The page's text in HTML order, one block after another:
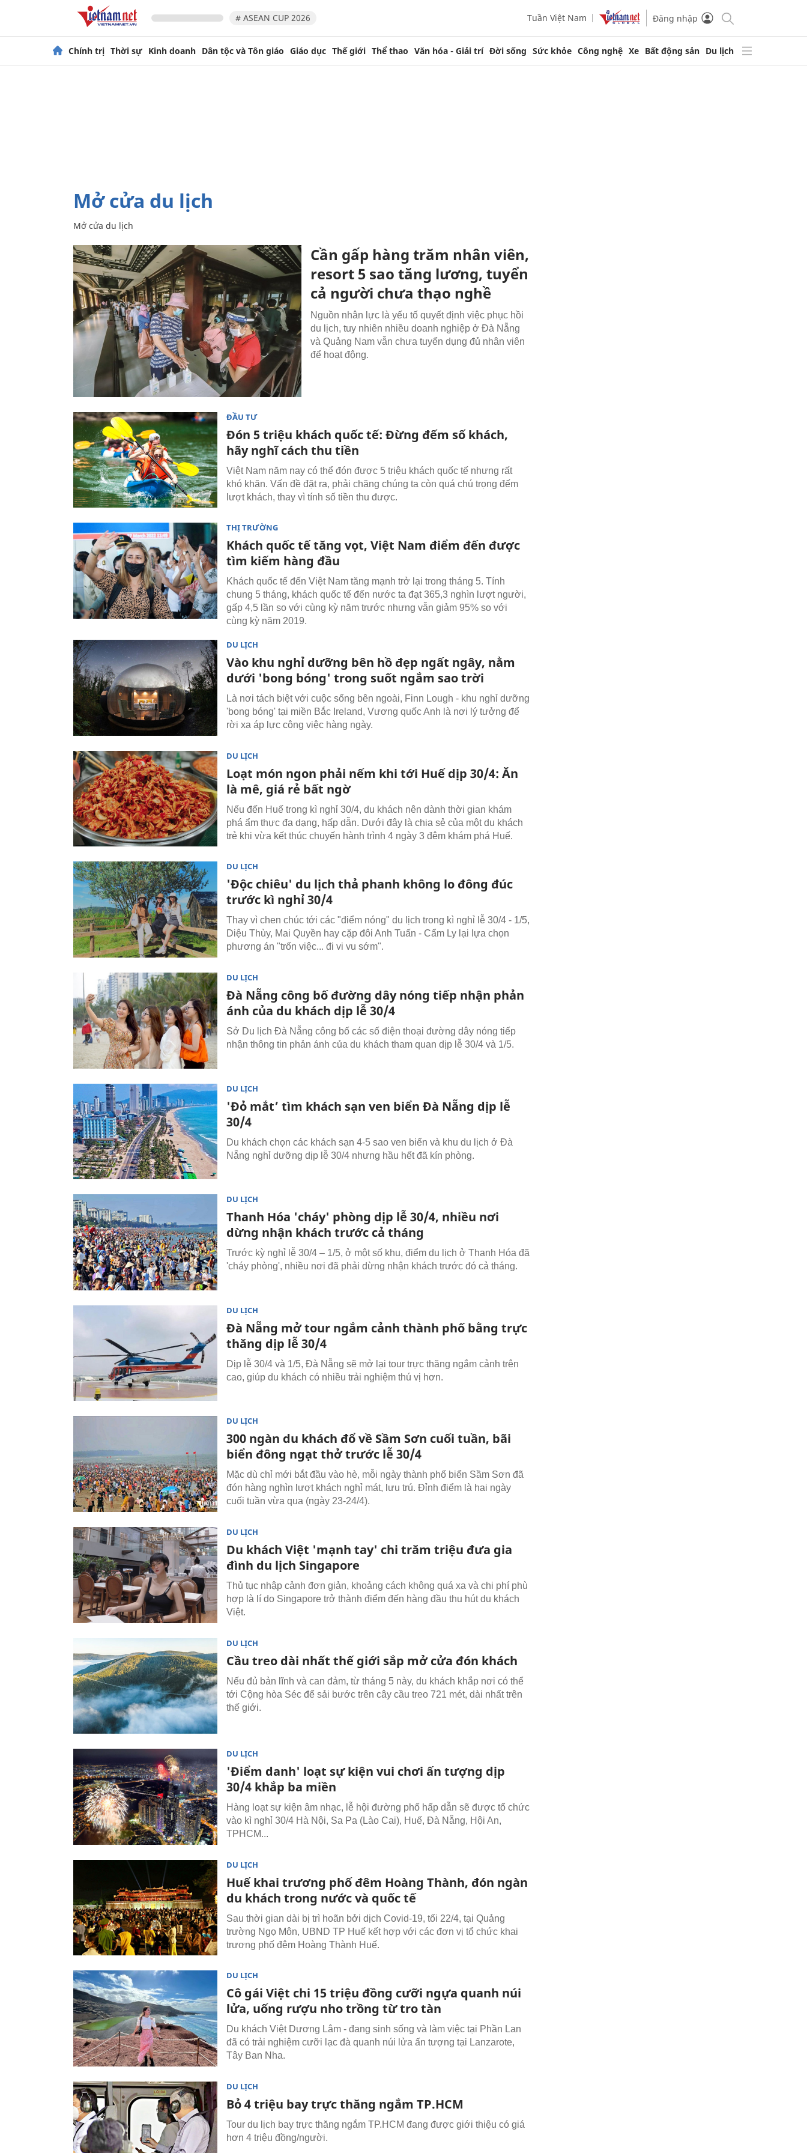
# ASEAN CUP 2026 Tuần Việt Nam Đăng nhập
Chính trị Thời sự Kinh doanh Dân tộc và Tôn giáo Giáo dục Thế giới Thể thao Văn hóa - Giải trí Đời sống Sức khỏe Công nghệ Xe Bất động sản Du lịch
mở cửa du lịch
mở cửa du lịch
Cần gấp hàng trăm nhân viên,
resort 5 sao tăng lương, tuyển
cả người chưa thạo nghề
Nguồn nhân lực là yếu tố quyết định việc phục hồi
du lịch, tuy nhiên nhiều doanh nghiệp ở Đà Nẵng
và Quảng Nam vẫn chưa tuyển dụng đủ nhân viên
để hoạt động.
ĐẦU TƯ
Đón 5 triệu khách quốc tế: Đừng đếm số khách,
hãy nghĩ cách thu tiền
Việt Nam năm nay có thể đón được 5 triệu khách quốc tế nhưng rất
khó khăn. Vấn đề đặt ra, phải chăng chúng ta còn quá chú trọng đếm
lượt khách, thay vì tính số tiền thu được.
THỊ TRƯỜNG
Khách quốc tế tăng vọt, Việt Nam điểm đến được
tìm kiếm hàng đầu
Khách quốc tế đến Việt Nam tăng mạnh trở lại trong tháng 5. Tính
chung 5 tháng, khách quốc tế đến nước ta đạt 365,3 nghìn lượt người,
gấp 4,5 lần so với cùng kỳ năm trước nhưng vẫn giảm 95% so với
cùng kỳ năm 2019.
DU LỊCH
Vào khu nghỉ dưỡng bên hồ đẹp ngất ngây, nằm
dưới 'bong bóng' trong suốt ngắm sao trời
Là nơi tách biệt với cuộc sống bên ngoài, Finn Lough - khu nghỉ dưỡng
'bong bóng' tại miền Bắc Ireland, Vương quốc Anh là nơi lý tưởng để
rời xa áp lực công việc hàng ngày.
DU LỊCH
Loạt món ngon phải nếm khi tới Huế dịp 30/4: Ăn
là mê, giá rẻ bất ngờ
Nếu đến Huế trong kì nghỉ 30/4, du khách nên dành thời gian khám
phá ẩm thực đa dạng, hấp dẫn. Dưới đây là chia sẻ của một du khách
trẻ khi vừa kết thúc chuyến hành trình 4 ngày 3 đêm khám phá Huế.
DU LỊCH
'Độc chiêu' du lịch thả phanh không lo đông đúc
trước kì nghỉ 30/4
Thay vì chen chúc tới các "điểm nóng" du lịch trong kì nghỉ lễ 30/4 - 1/5,
Diệu Thùy, Mai Quyền hay cặp đôi Anh Tuấn - Cẩm Ly lại lựa chọn
phương án "trốn việc... đi vi vu sớm".
DU LỊCH
Đà Nẵng công bố đường dây nóng tiếp nhận phản
ánh của du khách dịp lễ 30/4
Sở Du lịch Đà Nẵng công bố các số điện thoại đường dây nóng tiếp
nhận thông tin phản ánh của du khách tham quan dịp lễ 30/4 và 1/5.
DU LỊCH
'Đỏ mắt’ tìm khách sạn ven biển Đà Nẵng dịp lễ
30/4
Du khách chọn các khách sạn 4-5 sao ven biển và khu du lịch ở Đà
Nẵng nghỉ dưỡng dịp lễ 30/4 nhưng hầu hết đã kín phòng.
DU LỊCH
Thanh Hóa 'cháy' phòng dịp lễ 30/4, nhiều nơi
dừng nhận khách trước cả tháng
Trước kỳ nghỉ lễ 30/4 – 1/5, ở một số khu, điểm du lịch ở Thanh Hóa đã
'cháy phòng', nhiều nơi đã phải dừng nhận khách trước đó cả tháng.
DU LỊCH
Đà Nẵng mở tour ngắm cảnh thành phố bằng trực
thăng dịp lễ 30/4
Dịp lễ 30/4 và 1/5, Đà Nẵng sẽ mở lại tour trực thăng ngắm cảnh trên
cao, giúp du khách có nhiều trải nghiệm thú vị hơn.
DU LỊCH
300 ngàn du khách đổ về Sầm Sơn cuối tuần, bãi
biển đông ngạt thở trước lễ 30/4
Mặc dù chỉ mới bắt đầu vào hè, mỗi ngày thành phố biển Sầm Sơn đã
đón hàng nghìn lượt khách nghỉ mát, lưu trú. Đỉnh điểm là hai ngày
cuối tuần vừa qua (ngày 23-24/4).
DU LỊCH
Du khách Việt 'mạnh tay' chi trăm triệu đưa gia
đình du lịch Singapore
Thủ tục nhập cảnh đơn giản, khoảng cách không quá xa và chi phí phù
hợp là lí do Singapore trở thành điểm đến hàng đầu thu hút du khách
Việt.
DU LỊCH
Cầu treo dài nhất thế giới sắp mở cửa đón khách
Nếu đủ bản lĩnh và can đảm, từ tháng 5 này, du khách khắp nơi có thể
tới Cộng hòa Séc để sải bước trên cây cầu treo 721 mét, dài nhất trên
thế giới.
DU LỊCH
'Điểm danh' loạt sự kiện vui chơi ấn tượng dịp
30/4 khắp ba miền
Hàng loạt sự kiện âm nhạc, lễ hội đường phố hấp dẫn sẽ được tổ chức
vào kì nghỉ 30/4 Hà Nội, Sa Pa (Lào Cai), Huế, Đà Nẵng, Hội An,
TPHCM...
DU LỊCH
Huế khai trương phố đêm Hoàng Thành, đón ngàn
du khách trong nước và quốc tế
Sau thời gian dài bị trì hoãn bởi dịch Covid-19, tối 22/4, tại Quảng
trường Ngọ Môn, UBND TP Huế kết hợp với các đơn vị tổ chức khai
trương phố đêm Hoàng Thành Huế.
DU LỊCH
Cô gái Việt chi 15 triệu đồng cưỡi ngựa quanh núi
lửa, uống rượu nho trồng từ tro tàn
Du khách Việt Dương Lâm - đang sinh sống và làm việc tại Phần Lan
đã có trải nghiệm cưỡi lạc đà quanh núi lửa ấn tượng tại Lanzarote,
Tây Ban Nha.
DU LỊCH
Bỏ 4 triệu bay trực thăng ngắm TP.HCM
Tour du lịch bay trực thăng ngắm TP.HCM đang được giới thiệu có giá
hơn 4 triệu đồng/người.